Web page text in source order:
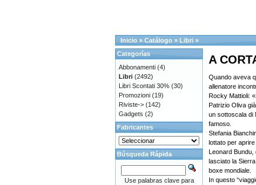
Inicio » Catálogo » Libri »
A
Quando aveva
allenatore
Rocky Mattioli:
Patrizio Oliva
un sottoscala di
famoso.
Stefania
lottato per
Leonard
lasciato la
boxe mondiale.
In questo
Categorías
Abbonamenti (4)
Libri (2492)
Libri Scontati 30% (30)
Promozioni (19)
Riviste-> (142)
Gadgets (2)
Fabricantes
Búsqueda Rápida
Use palabras clave para